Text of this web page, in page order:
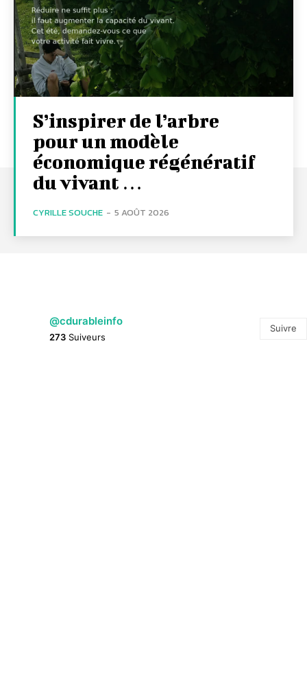
S’inspirer de l’arbre
pour un modèle
économique régénératif
du vivant …
CYRILLE SOUCHE - 5 AOÛT 2026
@cdurableinfo
273 Suiveurs
Suivre